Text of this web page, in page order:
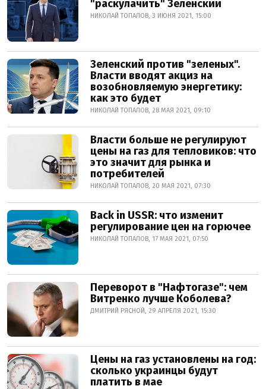
"раскулачить" Зеленский
НИКОЛАЙ ТОПАЛОВ, 3 ИЮНЯ 2021, 15:00
Зеленский против "зеленых".
Власти вводят акциз на
возобновляемую энергетику:
как это будет
НИКОЛАЙ ТОПАЛОВ, 28 МАЯ 2021, 09:10
Власти больше не регулируют
цены на газ для тепловиков: что
это значит для рынка и
потребителей
НИКОЛАЙ ТОПАЛОВ, 20 МАЯ 2021, 07:30
Back in USSR: что изменит
регулирование цен на горючее
НИКОЛАЙ ТОПАЛОВ, 17 МАЯ 2021, 07:50
Переворот в "Нафтогазе": чем
Витренко лучше Коболева?
ДМИТРИЙ РЯСНОЙ, 29 АПРЕЛЯ 2021, 15:30
Цены на газ установлены на год:
сколько украинцы будут
платить в мае